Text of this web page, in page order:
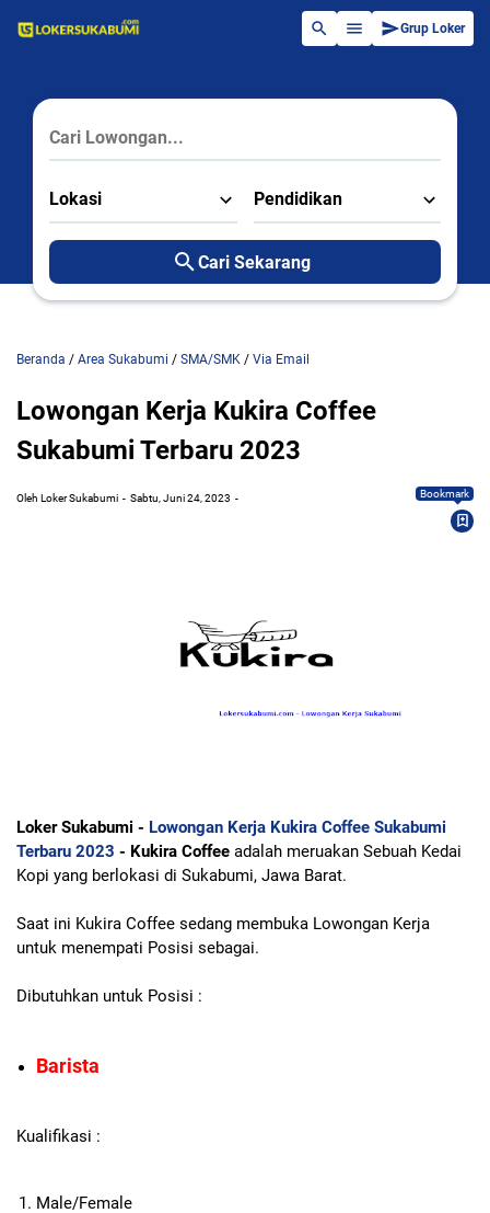
Grup Loker
Lokasi Pendidikan
Cari Sekarang
Beranda / Area Sukabumi / SMA/SMK / Via Email
Lowongan Kerja Kukira Coffee
Sukabumi Terbaru 2023
Oleh Loker Sukabumi Sabtu, Juni 24, 2023 Bookmark
Loker Sukabumi - Lowongan Kerja Kukira Coffee Sukabumi
Terbaru 2023 - Kukira Coffee adalah meruakan Sebuah Kedai
Kopi yang berlokasi di Sukabumi, Jawa Barat.
Saat ini Kukira Coffee sedang membuka Lowongan Kerja
untuk menempati Posisi sebagai.
Dibutuhkan untuk Posisi :
Barista
Kualifikasi :
Male/Female